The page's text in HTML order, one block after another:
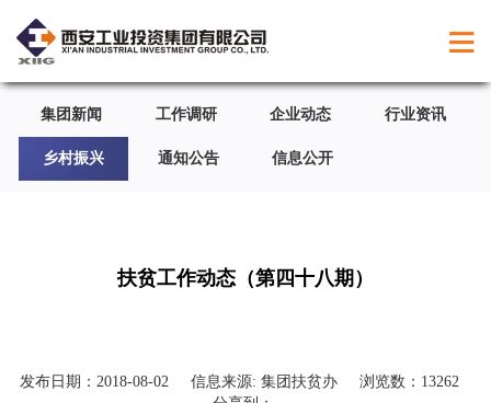
集团新闻 工作调研 企业动态 行业资讯
乡村振兴 通知公告 信息公开
扶贫工作动态（第四十八期）
发布日期： 2018-08-02信息来源: 集团扶贫办浏览数： 13262